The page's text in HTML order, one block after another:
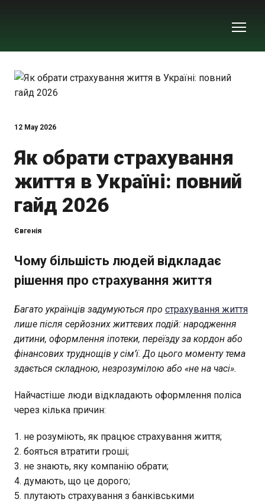
12 May 2026
Як обрати страхування
життя в Україні: повний
гайд 2026
Євгенія
Чому більшість людей відкладає
рішення про страхування життя
Багато українців задумуються про страхування життя
лише після серйозних життєвих подій: народження
дитини, оформлення іпотеки, переїзду за кордон або
фінансових труднощів у сім’ї. До цього моменту тема
здається складною, незрозумілою або «не на часі».
Найчастіше люди відкладають оформлення поліса
через кілька причин:
не розуміють, як працює страхування життя;
бояться втратити гроші;
не знають, яку компанію обрати;
думають, що це дорого;
плутають страхування з банківськими